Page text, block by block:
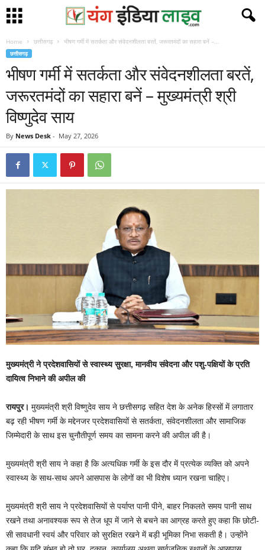
Home छत्तीसगढ़ भीषण गर्मी में सतर्कता और संवेदनशीलता बरतें, जरूरतमंदों का सहारा बनें –...
छत्तीसगढ़
भीषण गर्मी में सतर्कता और संवेदनशीलता बरतें,
जरूरतमंदों का सहारा बनें – मुख्यमंत्री श्री
विष्णुदेव साय
By News Desk - May 27, 2026
मुख्यमंत्री ने प्रदेशवासियों से स्वास्थ्य सुरक्षा, मानवीय संवेदना और पशु-पक्षियों के प्रति
दायित्व निभाने की अपील की
रायपुर। मुख्यमंत्री श्री विष्णुदेव साय ने छत्तीसगढ़ सहित देश के अनेक हिस्सों में लगातार
बढ़ रही भीषण गर्मी के मद्देनजर प्रदेशवासियों से सतर्कता, संवेदनशीलता और सामाजिक
जिम्मेदारी के साथ इस चुनौतीपूर्ण समय का सामना करने की अपील की है।
मुख्यमंत्री श्री साय ने कहा है कि अत्यधिक गर्मी के इस दौर में प्रत्येक व्यक्ति को अपने
स्वास्थ्य के साथ-साथ अपने आसपास के लोगों का भी विशेष ध्यान रखना चाहिए।
मुख्यमंत्री श्री साय ने प्रदेशवासियों से पर्याप्त पानी पीने, बाहर निकलते समय पानी साथ
रखने तथा अनावश्यक रूप से तेज धूप में जाने से बचने का आग्रह करते हुए कहा कि छोटी-
सी सावधानी स्वयं और परिवार को सुरक्षित रखने में बड़ी भूमिका निभा सकती है। उन्होंने